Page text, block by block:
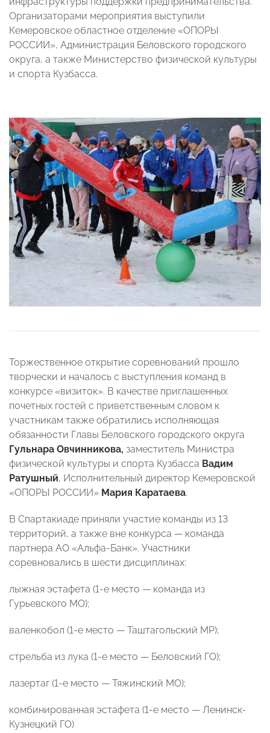
Организаторами мероприятия выступили
Кемеровское областное отделение «ОПОРЫ
РОССИИ», Администрация Беловского городского
округа, а также Министерство физической культуры
и спорта Кузбасса.
Торжественное открытие соревнований прошло
творчески и началось с выступления команд в
конкурсе «визиток». В качестве приглашенных
почетных гостей с приветственным словом к
участникам также обратились исполняющая
обязанности Главы Беловского городского округа
Гульнара Овчинникова, заместитель Министра
физической культуры и спорта Кузбасса Вадим
Ратушный, Исполнительный директор Кемеровской
«ОПОРЫ РОССИИ» Мария Каратаева.
В Спартакиаде приняли участие команды из 13
территорий, а также вне конкурса — команда
партнера АО «Альфа-Банк». Участники
соревновались в шести дисциплинах:
лыжная эстафета (1-е место — команда из
Гурьевского МО);
валенкобол (1-е место — Таштагольский МР);
стрельба из лука (1-е место — Беловский ГО);
лазертаг (1-е место — Тяжинский МО);
комбинированная эстафета (1-е место — Ленинск-
Кузнецкий ГО)